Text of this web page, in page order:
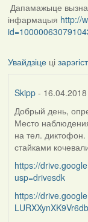
Дапамажыце
інфармацыя http://
Увайдзіцеці
Skipp-
Добрый день,
Место
на тел.
стайками
https://
usp=drivesdk
https://